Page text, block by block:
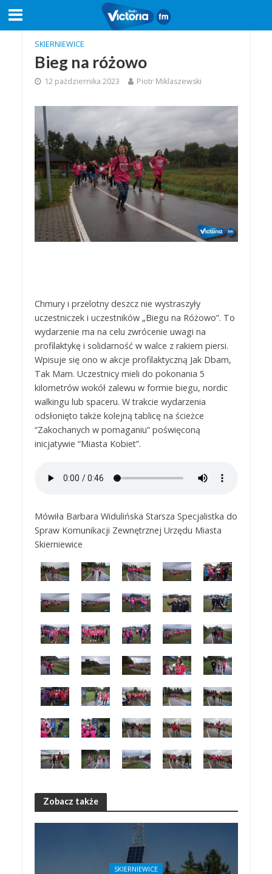
SKIERNIEWICE
Bieg na różowo
12 października 2023 Piotr Miklaszewski
Chmury i przelotny deszcz nie wystraszyły
uczestniczek i uczestników „Biegu na Różowo”. To
wydarzenie ma na celu zwrócenie uwagi na
profilaktykę i solidarność w walce z rakiem piersi.
Wpisuje się ono w akcje profilaktyczną Jak Dbam,
Tak Mam. Uczestnicy mieli do pokonania 5
kilometrów wokół zalewu w formie biegu, nordic
walkingu lub spaceru. W trakcie wydarzenia
odsłonięto także kolejną tablicę na ścieżce
“Zakochanych w pomaganiu” poświęconą
inicjatywie “Miasta Kobiet”.
Mówiła Barbara Widulińska Starsza Specjalistka do
Spraw Komunikacji Zewnętrznej Urzędu Miasta
Skierniewice
Zobacz także
SKIERNIEWICE